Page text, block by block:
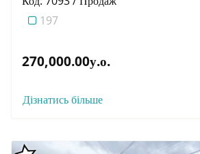
197
270,000.00у.о.
Дізнатись більше